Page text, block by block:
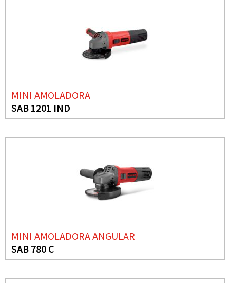
MINI AMOLADORA
SAB 1201 IND
MINI AMOLADORA ANGULAR
SAB 780 C